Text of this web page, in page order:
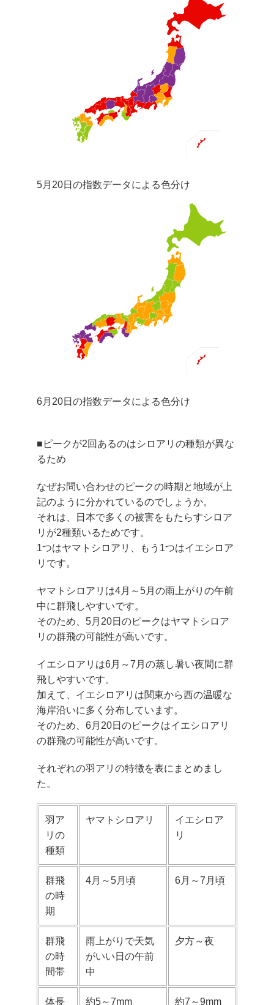
5月20日の指数データによる色分け
6月20日の指数データによる色分け
■ピークが2回あるのはシロアリの種類が異な
るため
なぜお問い合わせのピークの時期と地域が上
記のように分かれているのでしょうか。
それは、
日本で多くの被害をもたらすシロア
リが2種類いるためです。
1つはヤマトシロアリ、もう1つはイエシロア
リです。
ヤマトシロアリは4月～5月の雨上がりの午前
中に群飛しやすいです。
そのため、5月20日のピークはヤマトシロア
リの群飛の可能性が高いです。
イエシロアリは6月～7月の蒸し暑い夜間に群
飛しやすいです。
加えて、イエシロアリは関東から西の温暖な
海岸沿いに多く分布しています。
そのため、6月20日のピークはイエシロアリ
の群飛の可能性が高いです。
それぞれの羽アリの特徴を表にまとめまし
た。
羽ア
リの
種類
ヤマトシロアリ
イエシロア
リ
群飛
の時
期
4月～5月頃 6月～7月頃
群飛
の時
間帯
雨上がりで天気
がいい日の午前
中
夕方～夜
体長 約5～7mm 約7～9mm